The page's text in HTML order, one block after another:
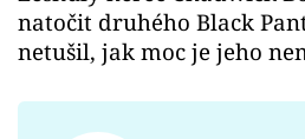
natočit druhého Black
netušil, jak moc je jeho